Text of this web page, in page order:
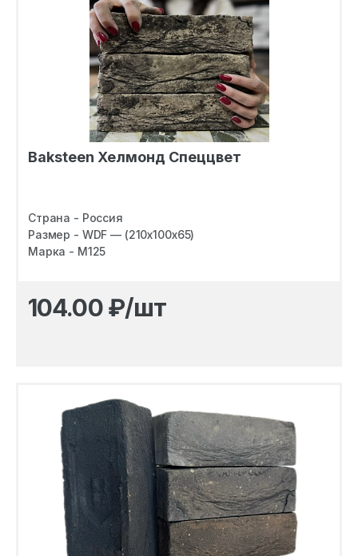
Baksteen Хелмонд Спеццвет
Страна - Россия
Размер - WDF — (210х100х65)
Марка - M125
104.00₽/шт